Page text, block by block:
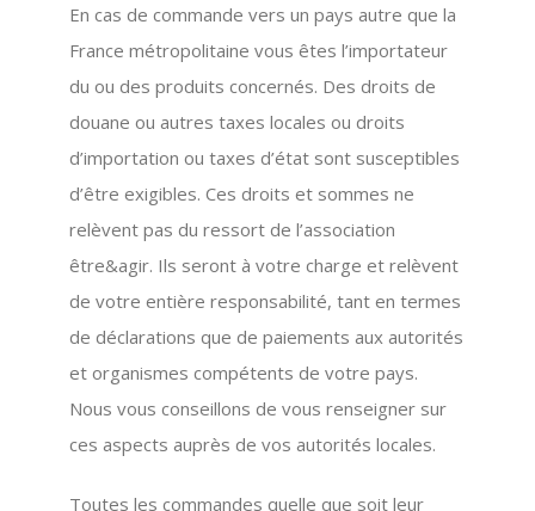
En cas de commande vers un pays autre que la
France métropolitaine vous êtes l’importateur
du ou des produits concernés. Des droits de
douane ou autres taxes locales ou droits
d’importation ou taxes d’état sont susceptibles
d’être exigibles. Ces droits et sommes ne
relèvent pas du ressort de l’association
être&agir. Ils seront à votre charge et relèvent
de votre entière responsabilité, tant en termes
de déclarations que de paiements aux autorités
et organismes compétents de votre pays.
Nous vous conseillons de vous renseigner sur
ces aspects auprès de vos autorités locales.
Toutes les commandes quelle que soit leur